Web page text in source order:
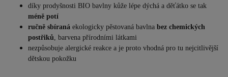
díky prodyšnosti BIO bavlny kůže lépe dýchá a děťátko se tak
méně potí
ručně sbíraná ekologicky pěstovaná bavlna bez chemických
postřiků, barvena přírodními látkami
nezpůsobuje alergické reakce a je proto vhodná pro tu nejcitlivější
dětskou pokožku